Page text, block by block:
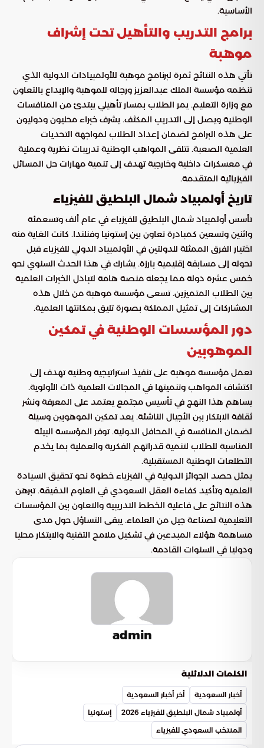
الأساسية.
برامج التدريب والتأهيل تحت إشراف
موهبة
تأتي هذه النتائج ثمرة لبرنامج موهبة للأولمبيادات الدولية الذي
تنظمه مؤسسة الملك عبدالعزيز ورجاله للموهبة والإبداع بالتعاون
مع وزارة التعليم. يمر الطلاب بمسار تأهيلي يبتدئ من المنافسات
الوطنية ويصل إلى التدريب المكثف. يشرف خبراء محليون ودوليون
على هذه البرامج لضمان إعداد الطلاب لمواجهة التحديات
العلمية الصعبة. تتلقى المواهب الوطنية تدريبات نظرية وعملية
في معسكرات داخلية وخارجية تهدف إلى تنمية مهارات حل المسائل
الفيزيائية المتقدمة.
تاريخ أولمبياد شمال البلطيق للفيزياء
تأسس أولمبياد شمال البلطيق للفيزياء في عام ألف وتسعمئة
واثنين وتسعين كمبادرة تعاون بين إستونيا وفنلندا. كانت الغاية منه
اختيار الفرق الممثلة للدولتين في الأولمبياد الدولي للفيزياء قبل
تحوله إلى مسابقة إقليمية بارزة. يشارك في هذا الحدث السنوي نحو
خمس عشرة دولة مما يجعله منصة هامة لتبادل الخبرات العلمية
بين الطلاب المتميزين. تسعى مؤسسة موهبة من خلال هذه
المشاركات إلى تمثيل المملكة بصورة تليق بمكانتها العلمية.
دور المؤسسات الوطنية في تمكين
الموهوبين
تعمل مؤسسة موهبة على تنفيذ استراتيجية وطنية تهدف إلى
اكتشاف المواهب وتنميتها في المجالات العلمية ذات الأولوية.
يساهم هذا النهج في تأسيس مجتمع يعتمد على المعرفة ونشر
ثقافة الابتكار بين الأجيال الناشئة. يعد تمكين الموهوبين وسيلة
لضمان المنافسة في المحافل الدولية. توفر المؤسسة البيئة
المناسبة للطلاب لتنمية قدراتهم الفكرية والعملية بما يخدم
التطلعات الوطنية المستقبلية.
يمثل حصد الجوائز الدولية في الفيزياء خطوة نحو تحقيق السيادة
العلمية وتأكيد كفاءة العقل السعودي في العلوم الدقيقة. تبرهن
هذه النتائج على فاعلية الخطط التدريبية والتعاون بين المؤسسات
التعليمية لصناعة جيل من العلماء. يبقى التساؤل حول مدى
مساهمة هؤلاء المبدعين في تشكيل ملامح التقنية والابتكار محليا
ودوليا في السنوات القادمة.
admin
الكلمات الدلائلية
أخبار السعودية
أخر أخبار السعودية
أولمبياد شمال البلطيق للفيزياء 2026
إستونيا
المنتخب السعودي للفيزياء